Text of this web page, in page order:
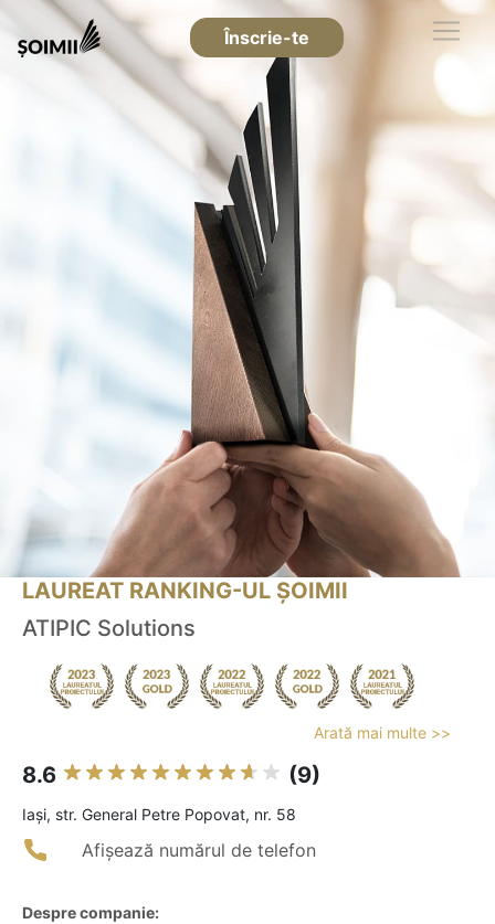
Înscrie-te
LAUREAT RANKING-UL ȘOIMII
ATIPIC Solutions
Arată mai multe >>
8.6 (9)
Iaşi, str. General Petre Popovat, nr. 58
Afișează numărul de telefon
Despre companie: